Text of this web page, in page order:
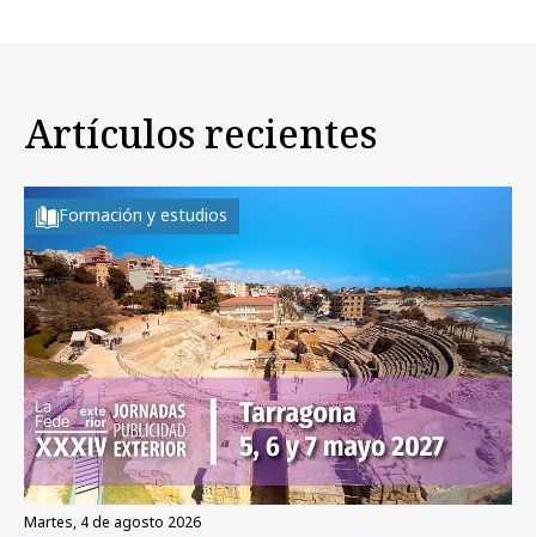
Artículos recientes
Formación y estudios
martes, 4 de agosto 2026